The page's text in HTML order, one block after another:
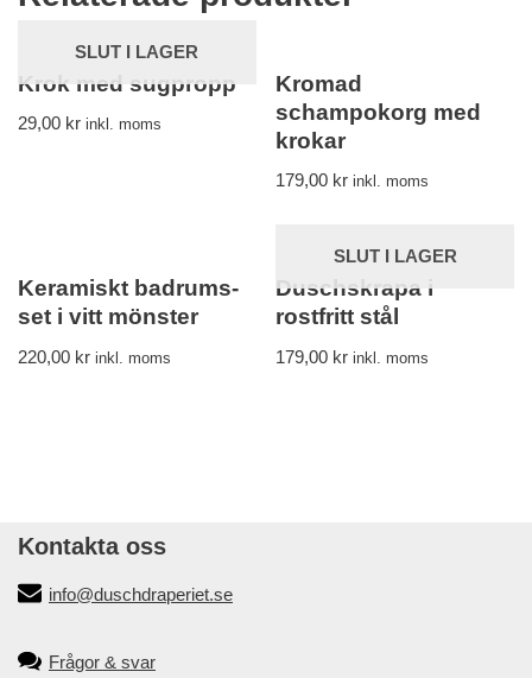
SLUT I LAGER
Krok med sugpropp
29,00 kr inkl. moms
Kromad
schampokorg med
krokar
179,00 kr inkl. moms
Keramiskt badrums-
set i vitt mönster
220,00 kr inkl. moms
SLUT I LAGER
Duschskrapa i
rostfritt stål
179,00 kr inkl. moms
Kontakta oss
info@duschdraperiet.se
Frågor & svar